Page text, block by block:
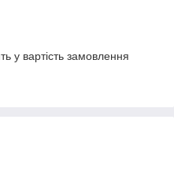
у вартість замовлення